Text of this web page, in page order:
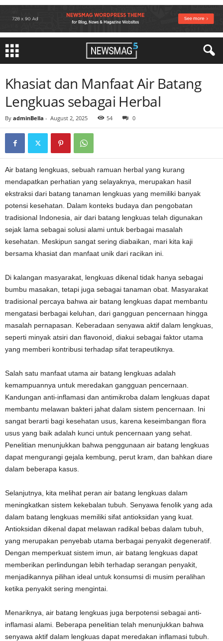
Khasiat dan Manfaat Air Batang
Lengkuas sebagai Herbal
By adminBella - August 2, 2025 54 0
Air batang lengkuas, sebuah ramuan herbal yang kurang
mendapatkan perhatian yang selayaknya, merupakan hasil
ekstraksi dari batang tanaman lengkuas yang memiliki banyak
potensi kesehatan. Dalam konteks budaya dan pengobatan
tradisional Indonesia, air dari batang lengkuas telah digunakan
sejak lama sebagai solusi alami untuk berbagai masalah
kesehatan. Meskipun sangat sering diabaikan, mari kita kaji
bersama khasiat dan manfaat unik dari racikan ini.
Di kalangan masyarakat, lengkuas dikenal tidak hanya sebagai
bumbu masakan, tetapi juga sebagai tanaman obat. Masyarakat
tradisional percaya bahwa air batang lengkuas dapat membantu
mengatasi berbagai keluhan, dari gangguan pencernaan hingga
masalah pernapasan. Keberadaan senyawa aktif dalam lengkuas,
seperti minyak atsiri dan flavonoid, diakui sebagai faktor utama
yang memberi kontribusi terhadap sifat terapeutiknya.
Salah satu manfaat utama air batang lengkuas adalah
kemampuannya untuk meredakan gangguan pencernaan.
Kandungan anti-inflamasi dan antimikroba dalam lengkuas dapat
membantu melawan bakteri jahat dalam sistem pencernaan. Ini
sangat berarti bagi kesehatan usus, karena keseimbangan flora
usus yang baik adalah kunci untuk pencernaan yang sehat.
Penelitian menunjukkan bahwa penggunaan air batang lengkuas
dapat mengurangi gejala kembung, perut kram, dan bahkan diare
dalam beberapa kasus.
Selanjutnya, kita melihat peran air batang lengkuas dalam
meningkatkan sistem kekebalan tubuh. Senyawa fenolik yang ada
dalam batang lengkuas memiliki sifat antioksidan yang kuat.
Antioksidan dikenal dapat melawan radikal bebas dalam tubuh,
yang merupakan penyebab utama berbagai penyakit degeneratif.
Dengan memperkuat sistem imun, air batang lengkuas dapat
memberikan perlindungan lebih terhadap serangan penyakit,
menjadikannya pilihan ideal untuk konsumsi di musim peralihan
ketika penyakit sering mengintai.
Menariknya, air batang lengkuas juga berpotensi sebagai anti-
inflamasi alami. Beberapa penelitian telah menunjukkan bahwa
senyawa aktif dalam lengkuas dapat meredakan inflamasi tubuh.